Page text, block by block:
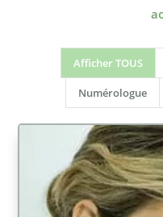
Afficher TOUS
Numérologue